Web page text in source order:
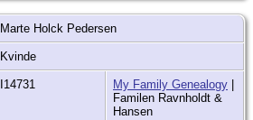
Marte Holck Pedersen
Kvinde
I14731 My Family Genealogy
Familen Ravnholdt &
Hansen